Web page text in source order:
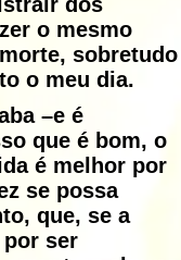
o mesmo
sobretudo
o meu dia.
–e é
que é bom, o
é melhor por
se possa
que, se a
por ser